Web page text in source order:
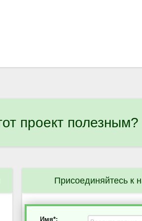
проект полезным?
Присоединяйтесь к
Имя*: